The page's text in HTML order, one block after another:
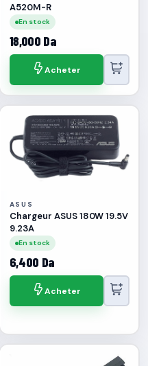
A520M-R
En stock
18,000 Da
Acheter
ASUS
Chargeur ASUS 180W 19.5V
9.23A
En stock
6,400 Da
Acheter